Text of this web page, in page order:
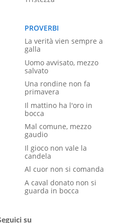
PROVERBI
La verità vien sempre a
galla
Uomo avvisato, mezzo
salvato
Una rondine non fa
primavera
Il mattino ha l'oro in
bocca
Mal comune, mezzo
gaudio
Il gioco non vale la
candela
Al cuor non si comanda
A caval donato non si
guarda in bocca
su